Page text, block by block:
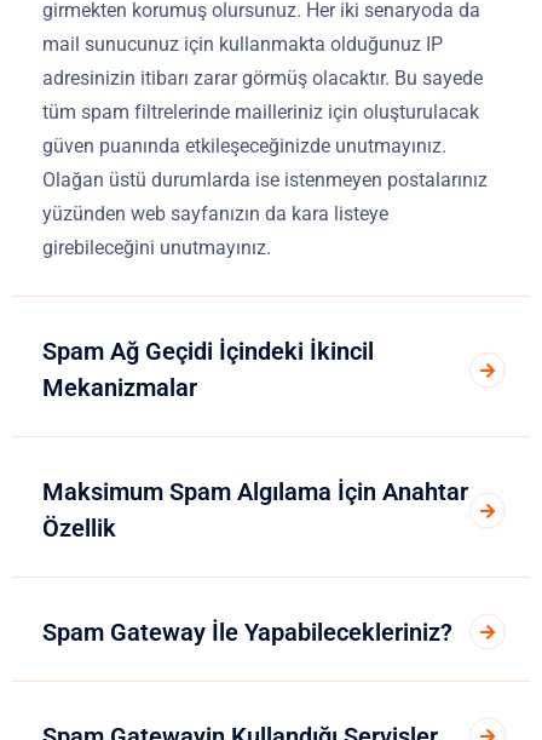
girmekten korumuş olursunuz. Her iki senaryoda da
mail sunucunuz için kullanmakta olduğunuz IP
adresinizin itibarı zarar görmüş olacaktır. Bu sayede
tüm spam filtrelerinde mailleriniz için oluşturulacak
güven puanında etkileşeceğinizde unutmayınız.
Olağan üstü durumlarda ise istenmeyen postalarınız
yüzünden web sayfanızın da kara listeye
girebileceğini unutmayınız.
Spam Ağ Geçidi İçindeki İkincil
Mekanizmalar
Maksimum Spam Algılama İçin Anahtar
Özellik
Spam Gateway İle Yapabilecekleriniz?